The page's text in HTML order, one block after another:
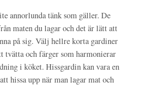
annorlunda tänk som gäller. De
maten du lagar och det är lätt att
på sig. Välj hellre korta gardiner
tvätta och färger som harmonierar
i köket. Hissgardin kan vara en
hissa upp när man lagar mat och